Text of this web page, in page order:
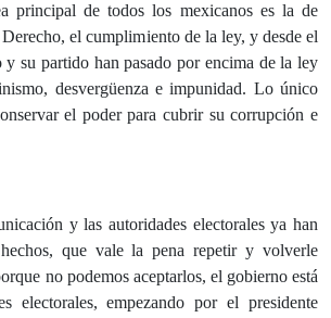
principal de todos los mexicanos es la de
el cumplimiento de la ley, y desde el
su partido han pasado por encima de la ley
desvergüenza e impunidad. Lo único
el poder para cubrir su corrupción e
y las autoridades electorales ya han
hechos, que vale la pena repetir y volverle
no podemos aceptarlos, el gobierno está
electorales, empezando por el presidente